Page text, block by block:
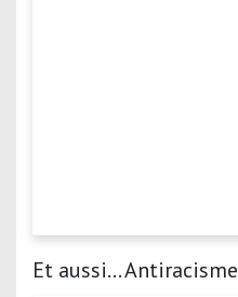
Et aussi... Antiracisme